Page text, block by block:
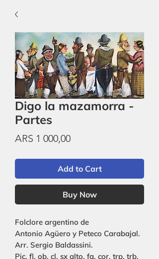
Digo la mazamorra -
Partes
ARS 1 000,00Price
Add to Cart
Buy Now
Folclore argentino de
Antonio Agüero y Peteco Carabajal.
Arr. Sergio Baldassini.
Pic, fl, ob, cl, sx alto, fg, cor, trp, trb,